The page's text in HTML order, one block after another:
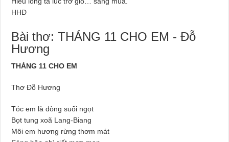
HHĐ
Bài thơ: THÁNG 11 CHO EM - Đỗ
Hương
THÁNG 11 CHO EM
Thơ Đỗ Hương
Tóc em là dòng suối ngọt
Bọt tung xoã Lang-Biang
Môi em hương rừng thơm mát